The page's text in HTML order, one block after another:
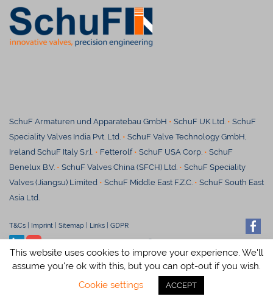
SchuF Armaturen und Apparatebau GmbH • SchuF UK Ltd. • SchuF
Speciality Valves India Pvt. Ltd. • SchuF Valve Technology GmbH,
Ireland SchuF Italy S.r.l. • Fetterolf• SchuF USA Corp. • SchuF
Benelux B.V. • SchuF Valves China (SFCH) Ltd. • SchuF Speciality
Valves (Jiangsu) Limited • SchuF Middle East F.Z.C. • SchuF South East
Asia Ltd.
T&Cs Imprint Sitemap Links GDPR
© SchuF Chemieventile Vertriebs
GmbH & Co. KG
This website uses cookies to improve your experience. We'll
assume you're ok with this, but you can opt-out if you wish.
Cookie settings
ACCEPT